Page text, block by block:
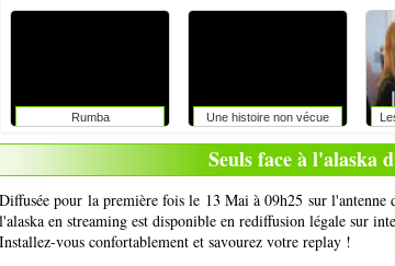
Rumba Une histoire non vécue
Seuls face à l'alaska
Diffusée pour la première fois le 13 Mai à 09h25 sur l'antenne
l'alaska en streaming est disponible en rediffusion légale sur
Installez-vous confortablement et savourez votre replay !